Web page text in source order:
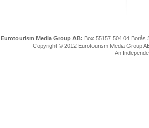
Eurotourism Media Group AB: Box 55157 504 04 Borås
Copyright © 2012 Eurotourism Media Group
An